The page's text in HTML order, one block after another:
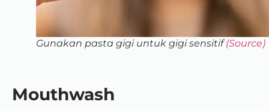
Gunakan pasta gigi untuk gigi sensitif(Source)
Mouthwash